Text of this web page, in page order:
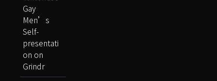
Gay
Men’s
Self-
presentati
on on
Grindr